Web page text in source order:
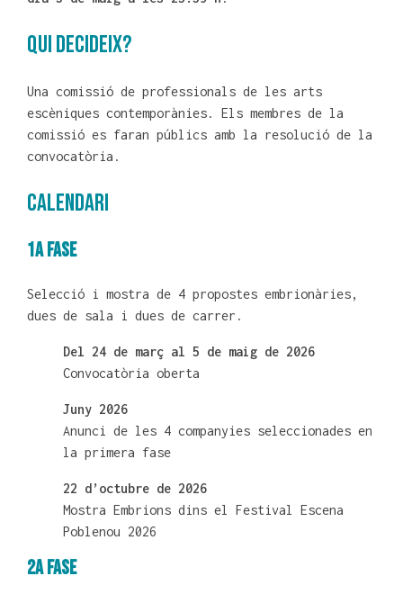
QUI DECIDEIX?
Una comissió de professionals de les arts
escèniques contemporànies. Els membres de la
comissió es faran públics amb la resolució de la
convocatòria.
CALENDARI
1A FASE
Selecció i mostra de 4 propostes embrionàries,
dues de sala i dues de carrer.
Del 24 de març al 5 de maig de 2026
Convocatòria oberta
Juny 2026
Anunci de les 4 companyies seleccionades en
la primera fase
22 d’octubre de 2026
Mostra Embrions dins el Festival Escena
Poblenou 2026
2A FASE